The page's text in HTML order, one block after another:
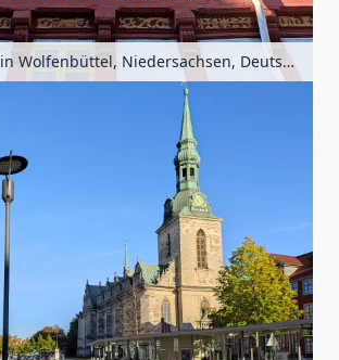
Fachwerkhaus in Wolfenbüttel, Niedersachsen, Deutschland